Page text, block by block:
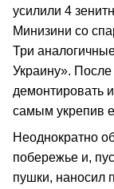
усилили 4
Минизини со
Три
Украину». После
демонтировать
самым укрепив
Неоднократно
побережье и,
пушки, наносил